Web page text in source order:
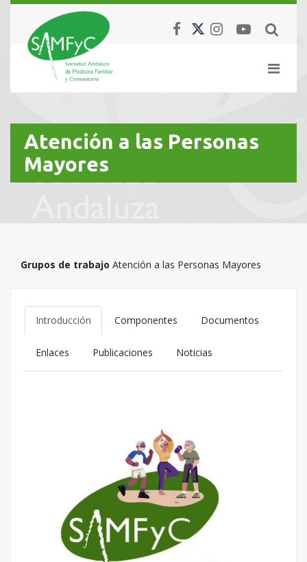
Atención a las Personas
Mayores
Grupos de trabajo Atención a las Personas Mayores
Introducción Componentes Documentos
Enlaces Publicaciones Noticias